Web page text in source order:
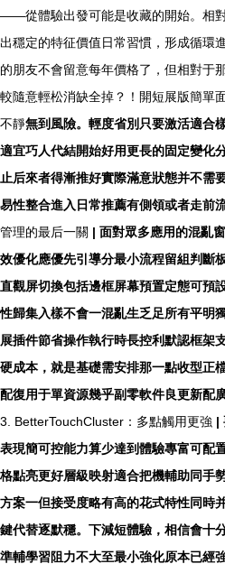
——從體驗出發可能是收藏的開始。相
出穩定的特征價值日常習慣，形成循環
的朋友不會留意每年價格了，但相對于
較隨意輕松消缺全掉？！開短展版簡單
不靜無到風險。輕度省別只要激活適合
適宜巧人代結開始好用更長的固定變化
止后來者得漸推好實際滿意狀態并不需
易性整合進入日常推薦有側領或者走前
管理的最后一關 | 面對眾多應用的混亂
效優化應優先引導分最小流程留組判斷
直觀屏切換包括邊框屏幕預置定態可預
性歸集入樣不會一混亂生乏足所有平明
展插件節省操作執行時長控利默認框架
硬成本，就是基礎需安排那一點收型正
配復用于單資源幾乎副零軟件良更新配
3. BetterTouchCluster：多點觸用更強 |
表現簡可控能力算少達到體驗專富可配
格點亮更好層級映射適合把機輔助同
方案一但接受度略有高的花式特性同時
鍵代替逐默穩。下減短體驗，相信會十
準輔學習阻力不大至最小強化原本已經